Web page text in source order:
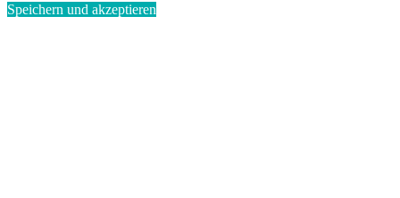
Speichern und akzeptieren